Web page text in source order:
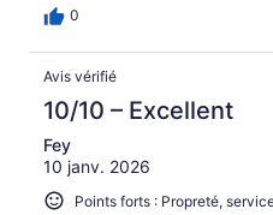
0
Avis vérifié
10/10 – Excellent
Fey
10 janv. 2026
Points forts : Propreté,